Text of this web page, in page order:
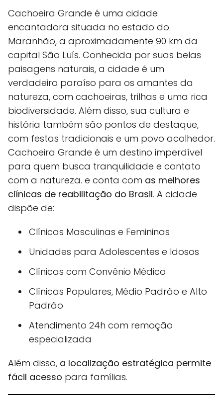
Cachoeira Grande é uma cidade
encantadora situada no estado do
Maranhão, a aproximadamente 90 km da
capital São Luís. Conhecida por suas belas
paisagens naturais, a cidade é um
verdadeiro paraíso para os amantes da
natureza, com cachoeiras, trilhas e uma rica
biodiversidade. Além disso, sua cultura e
história também são pontos de destaque,
com festas tradicionais e um povo acolhedor.
Cachoeira Grande é um destino imperdível
para quem busca tranquilidade e contato
com a natureza. e conta com as melhores
clínicas de reabilitação do Brasil. A cidade
dispõe de:
Clínicas Masculinas e Femininas
Unidades para Adolescentes e Idosos
Clínicas com Convênio Médico
Clínicas Populares, Médio Padrão e Alto
Padrão
Atendimento 24h com remoção
especializada
Além disso, a localização estratégica permite
fácil acesso para famílias.